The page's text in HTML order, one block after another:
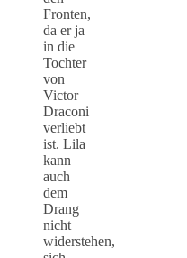
Fronten,
da er ja
in die
Tochter
von
Victor
Draconi
verliebt
ist. Lila
kann
auch
dem
Drang
nicht
widerstehen,